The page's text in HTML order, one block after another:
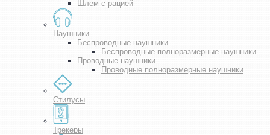
Шлем с рацией
Наушники
Беспроводные наушники
Беспроводные полноразмерные наушники
Проводные наушники
Проводные полноразмерные наушники
Стилусы
Трекеры